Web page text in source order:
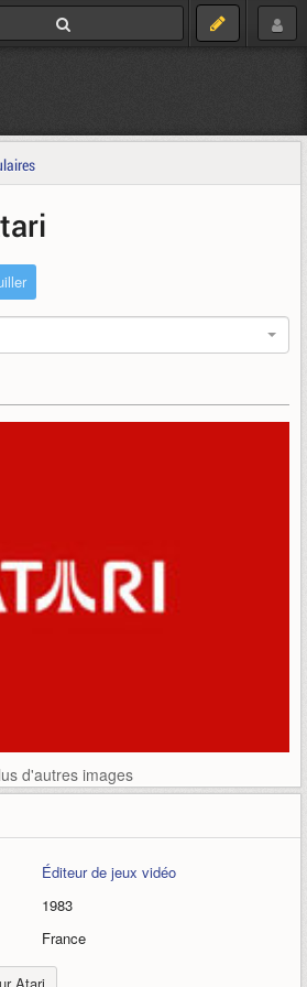
d'autres images
Éditeur de jeux vidéo
1983
France